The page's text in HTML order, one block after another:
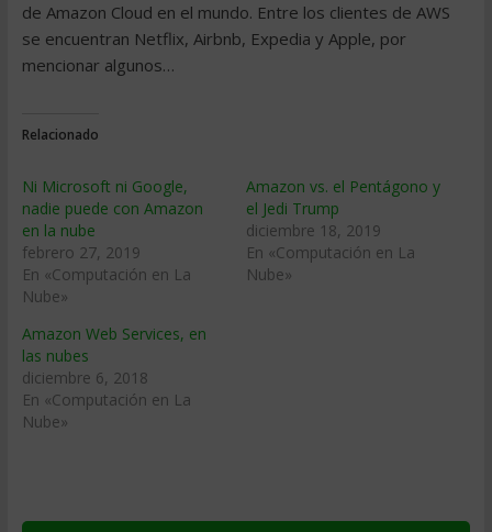
de Amazon Cloud en el mundo. Entre los clientes de AWS
se encuentran Netflix, Airbnb, Expedia y Apple, por
mencionar algunos…
Relacionado
Ni Microsoft ni Google,
nadie puede con Amazon
en la nube
febrero 27, 2019
En «Computación en La
Nube»
Amazon vs. el Pentágono y
el Jedi Trump
diciembre 18, 2019
En «Computación en La
Nube»
Amazon Web Services, en
las nubes
diciembre 6, 2018
En «Computación en La
Nube»